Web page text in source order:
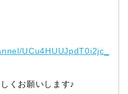
UCu4HUUJpdT0i2jc_
くお願いします♪